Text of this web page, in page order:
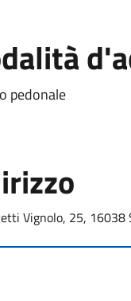
pedonale
Vignolo, 25,